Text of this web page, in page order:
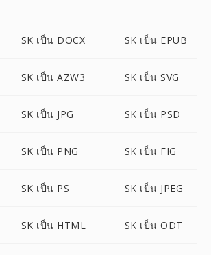
SK เป็น DOCX SK เป็น EPUB
SK เป็น AZW3 SK เป็น SVG
SK เป็น JPG SK เป็น PSD
SK เป็น PNG SK เป็น FIG
SK เป็น PS SK เป็น JPEG
SK เป็น HTML SK เป็น ODT